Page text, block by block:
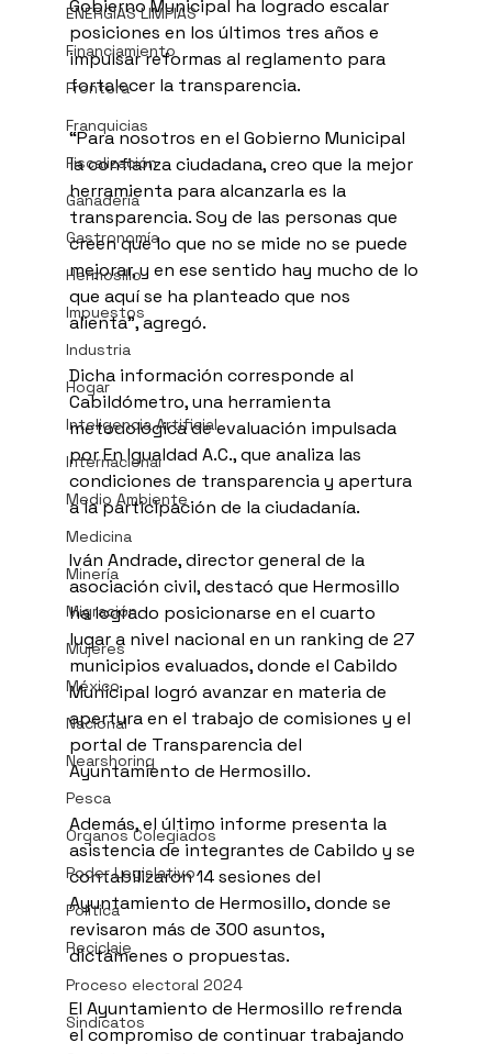
ENERGÍAS LIMPIAS
Financiamiento
Frontera
Franquicias
Fiscalización
Ganadería
Gastronomía
Hermosillo
Impuestos
Industria
Hogar
Inteligencia Artificial
Internacional
Medio Ambiente
Medicina
Minería
Migración
Mujeres
México
Nacional
Nearshoring
Pesca
Órganos Colegiados
Poder Legislativo
Política
Reciclaje
Proceso electoral 2024
Sindicatos
Gobierno Municipal ha logrado escalar
posiciones en los últimos tres años e
impulsar reformas al reglamento para
fortalecer la transparencia.
“Para nosotros en el Gobierno Municipal
la confianza ciudadana, creo que la mejor
herramienta para alcanzarla es la
transparencia. Soy de las personas que
creen que lo que no se mide no se puede
mejorar, y en ese sentido hay mucho de lo
que aquí se ha planteado que nos
alienta”, agregó.
Dicha información corresponde al
Cabildómetro, una herramienta
metodológica de evaluación impulsada
por En Igualdad A.C., que analiza las
condiciones de transparencia y apertura
a la participación de la ciudadanía.
Iván Andrade, director general de la
asociación civil, destacó que Hermosillo
ha logrado posicionarse en el cuarto
lugar a nivel nacional en un ranking de 27
municipios evaluados, donde el Cabildo
Municipal logró avanzar en materia de
apertura en el trabajo de comisiones y el
portal de Transparencia del
Ayuntamiento de Hermosillo.
Además, el último informe presenta la
asistencia de integrantes de Cabildo y se
contabilizaron 14 sesiones del
Ayuntamiento de Hermosillo, donde se
revisaron más de 300 asuntos,
dictámenes o propuestas.
El Ayuntamiento de Hermosillo refrenda
el compromiso de continuar trabajando